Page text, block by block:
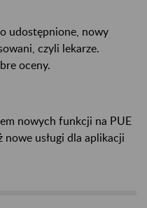
udostępnione, nowy
czyli lekarze.
oceny.
nowych funkcji na PUE
usługi dla aplikacji